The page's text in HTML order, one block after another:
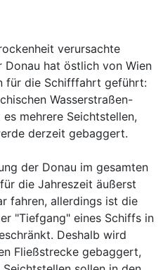
verursachte
Donau hat östlich von Wien
für die Schifffahrt geführt:
Wasserstraßen-
mehrere Seichtstellen,
derzeit gebaggert.
der Donau im gesamten
die Jahreszeit äußerst
fahren, allerdings ist die
"Tiefgang" eines Schiffs in
Deshalb wird
Fließstrecke gebaggert,